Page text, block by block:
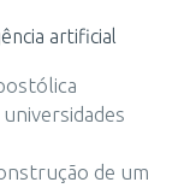
artificial
de um